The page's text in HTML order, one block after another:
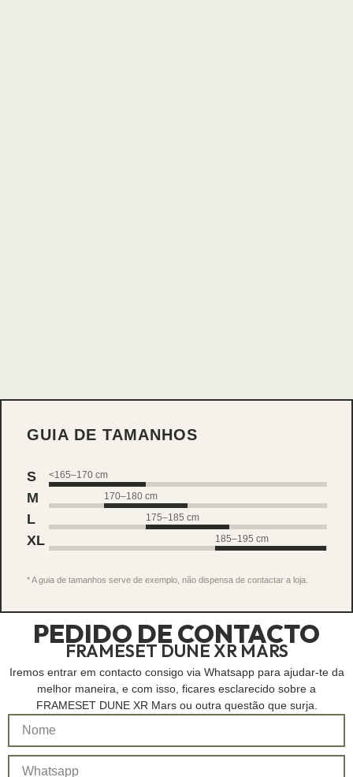
GUIA DE TAMANHOS
S <165–170 cm
M 170–180 cm
L 175–185 cm
XL 185–195 cm
* A guia de tamanhos serve de exemplo, não dispensa de contactar a loja.
PEDIDO DE CONTACTO
FRAMESET DUNE XR MARS
Iremos entrar em contacto consigo via Whatsapp para ajudar-te da
melhor maneira, e com isso, ficares esclarecido sobre a
FRAMESET DUNE XR Mars ou outra questão que surja.